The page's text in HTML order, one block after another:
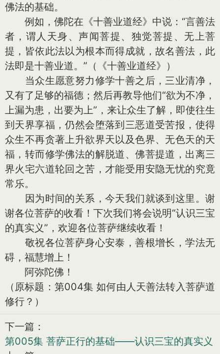
佛法的基础。
例如，佛陀在《十善业道经》中说：“言善法
者，谓人天身、声闻菩提、独觉菩提、无上菩
提，皆依此法以为根本而得成就，故名善法，此
法即是十善业道。”（《十善业道经》）
当众生愿意努力修学十善之后，三业清净，
又有了足够的福德；然后再教导他们“欲为不净，
上漏为患，出要为上”，来让众生了解，即使往生
到天界享福，仍然会堕落到三恶道受苦报，使得
众生不再贪著上升欲界天以及色界、无色天的天
福，转而修学佛法的解脱道、佛菩提道，出离三
界火宅六道轮回之苦，才能受用安隐无忧的究竟
常乐。
因为时间的关系，今天我们就谈到这里。谢
谢各位菩萨的收看！下次我们将会说明“认识三宝
的真实义”，欢迎各位菩萨继续收看！
敬祝各位菩萨身心安泰，善根增长，学法无
碍，福慧增上！
阿弥陀佛！
（原标题：第004集 如何由人天善法转入菩萨道
修行？）
下一篇：
第005集 菩萨正行的基础——认识三宝的真实义